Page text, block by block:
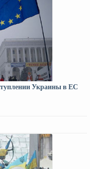
Украины в ЕС